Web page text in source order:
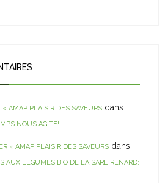
AMAP PLAISIR DES SAVEURS dans
NOUS AGITE!
« AMAP PLAISIR DES SAVEURS dans
AUX LÉGUMES BIO DE LA SARL RENARD: